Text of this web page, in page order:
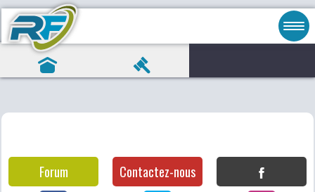
Forum Contactez-nous